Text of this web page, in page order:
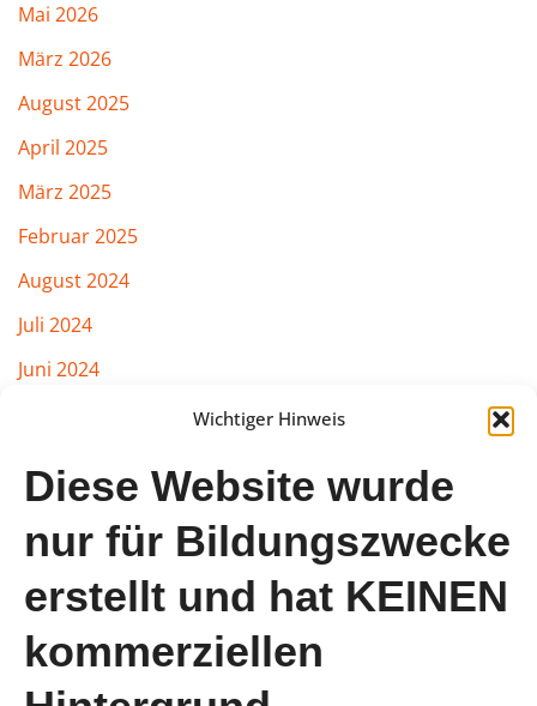
Wichtiger Hinweis
Diese Website wurde
nur für Bildungszwecke
erstellt und hat KEINEN
kommerziellen
Mai 2026
März 2026
August 2025
April 2025
März 2025
Februar 2025
August 2024
Juli 2024
Juni 2024
Januar 2024
August 2023
Juli 2023
Juni 2023